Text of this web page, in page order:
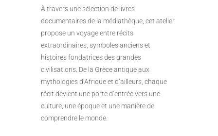
À travers une sélection de livres
documentaires de la médiathèque, cet atelier
propose un voyage entre récits
extraordinaires, symboles anciens et
histoires fondatrices des grandes
civilisations. De la Grèce antique aux
mythologies d’Afrique et d’ailleurs, chaque
récit devient une porte d’entrée vers une
culture, une époque et une manière de
comprendre le monde.